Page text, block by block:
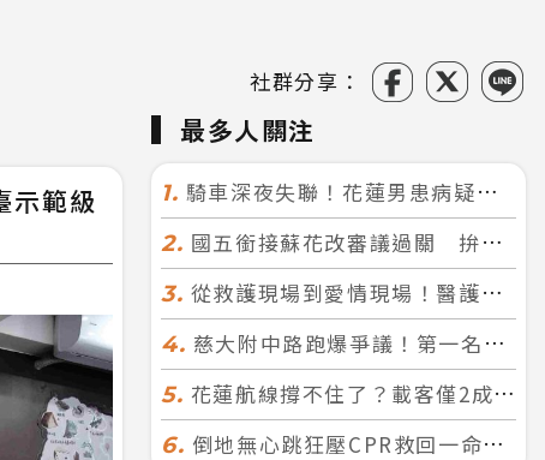
社群分享：
示範級
最多人關注
1. 騎車深夜失聯！花蓮男患病疑迷途 警徒步百米急尋救回一命
2. 國五銜接蘇花改審議過關 拚明年七月前開工！台北花蓮2小時生活圈成形
3. 從救護現場到愛情現場！醫護×消防浪漫聯誼 32人配對成功5對
4. 慈大附中路跑爆爭議！第一名遭拔又改並列 家長怒：難以接受
5. 花蓮航線撐不住了？載客僅2成、年虧7000萬 華信喊：真的快飛不下去
6. 倒地無心跳狂壓CPR救回一命！警手傷撕裂仍不放手 竟救到藝人何篤霖哥哥